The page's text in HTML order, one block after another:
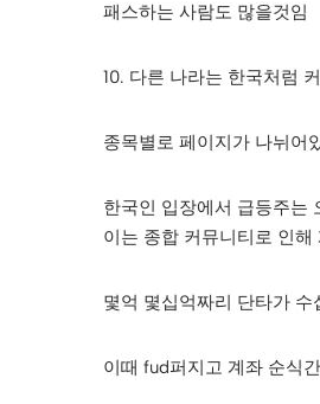
패스하는 사람도 많을것임
10. 다른 나라는 한국처럼
종목별로 페이지가 나뉘어
한국인 입장에서 급등주는
이는 종합 커뮤니티로 인
몇억 몇십억짜리 단타가
이때 fud퍼지고 계좌 순식